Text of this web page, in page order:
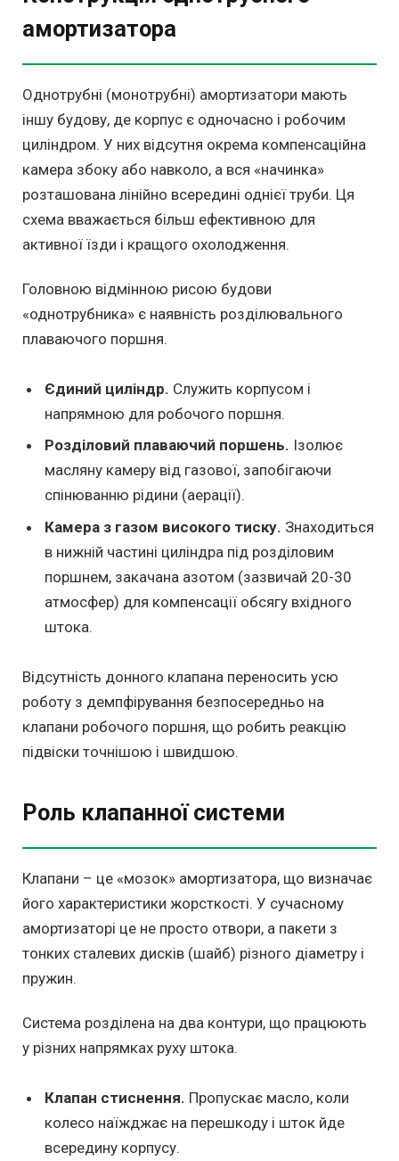
амортизатора
Однотрубні (монотрубні) амортизатори мають
іншу будову, де корпус є одночасно і робочим
циліндром. У них відсутня окрема компенсаційна
камера збоку або навколо, а вся «начинка»
розташована лінійно всередині однієї труби. Ця
схема вважається більш ефективною для
активної їзди і кращого охолодження.
Головною відмінною рисою будови
«однотрубника» є наявність розділювального
плаваючого поршня.
Єдиний циліндр. Служить корпусом і
напрямною для робочого поршня.
Розділовий плаваючий поршень. Ізолює
масляну камеру від газової, запобігаючи
спінюванню рідини (аерації).
Камера з газом високого тиску. Знаходиться
в нижній частині циліндра під розділовим
поршнем, закачана азотом (зазвичай 20-30
атмосфер) для компенсації обсягу вхідного
штока.
Відсутність донного клапана переносить усю
роботу з демпфірування безпосередньо на
клапани робочого поршня, що робить реакцію
підвіски точнішою і швидшою.
Роль клапанної системи
Клапани – це «мозок» амортизатора, що визначає
його характеристики жорсткості. У сучасному
амортизаторі це не просто отвори, а пакети з
тонких сталевих дисків (шайб) різного діаметру і
пружин.
Система розділена на два контури, що працюють
у різних напрямках руху штока.
Клапан стиснення. Пропускає масло, коли
колесо наїжджає на перешкоду і шток йде
всередину корпусу.